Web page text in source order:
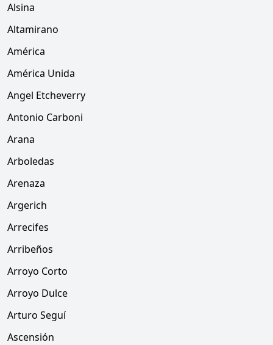
Alsina
Altamirano
América
América Unida
Angel Etcheverry
Antonio Carboni
Arana
Arboledas
Arenaza
Argerich
Arrecifes
Arribeños
Arroyo Corto
Arroyo Dulce
Arturo Seguí
Ascensión